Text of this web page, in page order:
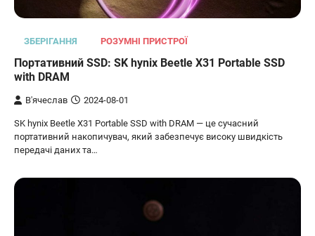
ЗБЕРІГАННЯ РОЗУМНІ ПРИСТРОЇ
Портативний SSD: SK hynix Beetle X31 Portable SSD
with DRAM
В'ячеслав 2024-08-01
SK hynix Beetle X31 Portable SSD with DRAM — це сучасний
портативний накопичувач, який забезпечує високу швидкість
передачі даних та…